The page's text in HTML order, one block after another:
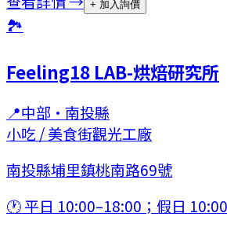
+ 加入詢價
🏞
Feeling18 LAB-烘焙研究所
📍中部 · 南投縣
小吃 / 美食街觀光工廠
南投縣埔里鎮桃南路69號
🕐平日 10:00–18:00；假日